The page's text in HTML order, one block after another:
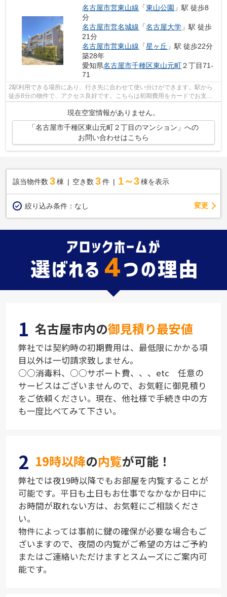
名古屋市営東山線 「東山公園 」駅 徒歩8
分
名古屋市営名城線 「名古屋大学 」駅 徒歩
21分
名古屋市営東山線 「星ヶ丘 」駅 徒歩22分
築28年
愛知県名古屋市千種区東山元町２丁目71-
71
2駅利用できる場所にあり、行き先に合わせて使い分けができます。駅から
徒歩8分の物件で、アクセス良好です。こちらは初期費用をカードでお支払
いいただける物件です。こちらはマンシ...
現在空室情報がありません。
「名古屋市千種区東山元町２丁目のマンション」への
お問い合わせはこちら
該当物件数 3棟 空き数 3 件 1～3 棟を表示
絞り込み条件： なし 変更
1 名古屋市内の御見積り最安値
弊社では契約時の初期費用は、最低限にかかる項
目以外は一切請求致しません。
○○消毒料、○○サポート費、、、etc 任意の
サービスはございませんので、お気軽に御見積り
をご依頼ください。現在、他社様で手続き中の方
も一度比べてみて下さい。
2 19時以降の内覧が可能！
弊社では夜19時以降でもお部屋を内覧することが
可能です。平日も土日もお仕事でなかなか日中に
お時間が取れない方は、お気軽にご相談くださ
い。
物件によっては事前に鍵の確保が必要な場合もご
ざいますので、夜間の内覧がご希望の方はご予約
またはご連絡いただけますとスムーズにご案内可
能です。